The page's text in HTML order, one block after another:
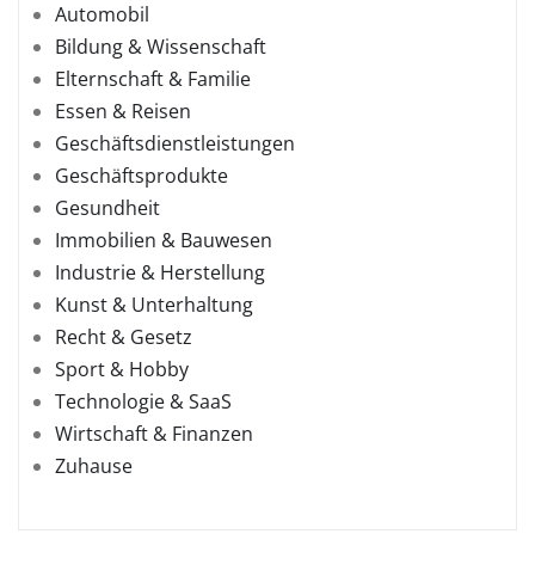
Automobil
Bildung & Wissenschaft
Elternschaft & Familie
Essen & Reisen
Geschäftsdienstleistungen
Geschäftsprodukte
Gesundheit
Immobilien & Bauwesen
Industrie & Herstellung
Kunst & Unterhaltung
Recht & Gesetz
Sport & Hobby
Technologie & SaaS
Wirtschaft & Finanzen
Zuhause